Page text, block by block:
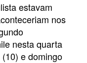
estavam
nos
nesta quarta
e domingo